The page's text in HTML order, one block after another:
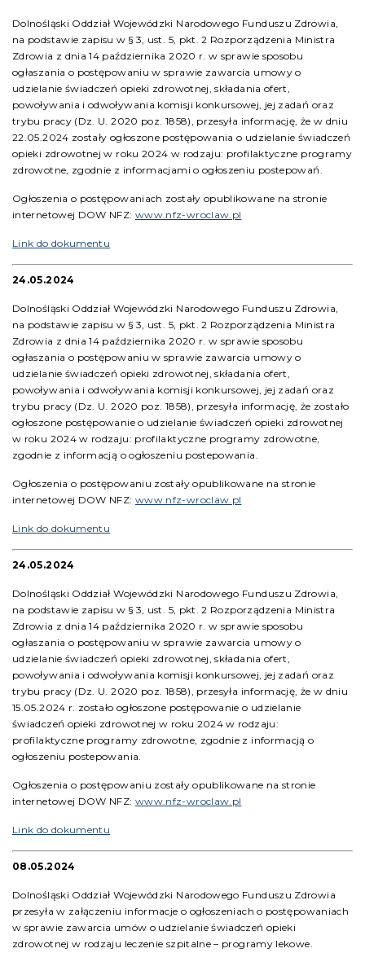
Dolnośląski Oddział Wojewódzki Narodowego Funduszu Zdrowia,
na podstawie zapisu w § 3, ust. 5, pkt. 2 Rozporządzenia Ministra
Zdrowia z dnia 14 października 2020 r. w sprawie sposobu
ogłaszania o postępowaniu w sprawie zawarcia umowy o
udzielanie świadczeń opieki zdrowotnej, składania ofert,
powoływania i odwoływania komisji konkursowej, jej zadań oraz
trybu pracy (Dz. U. 2020 poz. 1858), przesyła informację, że w dniu
22.05.2024 zostały ogłoszone postępowania o udzielanie świadczeń
opieki zdrowotnej w roku 2024 w rodzaju: profilaktyczne programy
zdrowotne, zgodnie z informacjami o ogłoszeniu postepowań.
Ogłoszenia o postępowaniach zostały opublikowane na stronie
internetowej DOW NFZ: www.nfz-wroclaw.pl
Link do dokumentu
24.05.2024
Dolnośląski Oddział Wojewódzki Narodowego Funduszu Zdrowia,
na podstawie zapisu w § 3, ust. 5, pkt. 2 Rozporządzenia Ministra
Zdrowia z dnia 14 października 2020 r. w sprawie sposobu
ogłaszania o postępowaniu w sprawie zawarcia umowy o
udzielanie świadczeń opieki zdrowotnej, składania ofert,
powoływania i odwoływania komisji konkursowej, jej zadań oraz
trybu pracy (Dz. U. 2020 poz. 1858), przesyła informację, że zostało
ogłoszone postępowanie o udzielanie świadczeń opieki zdrowotnej
w roku 2024 w rodzaju: profilaktyczne programy zdrowotne,
zgodnie z informacją o ogłoszeniu postepowania.
Ogłoszenia o postępowaniu zostały opublikowane na stronie
internetowej DOW NFZ: www.nfz-wroclaw.pl
Link do dokumentu
24.05.2024
Dolnośląski Oddział Wojewódzki Narodowego Funduszu Zdrowia,
na podstawie zapisu w § 3, ust. 5, pkt. 2 Rozporządzenia Ministra
Zdrowia z dnia 14 października 2020 r. w sprawie sposobu
ogłaszania o postępowaniu w sprawie zawarcia umowy o
udzielanie świadczeń opieki zdrowotnej, składania ofert,
powoływania i odwoływania komisji konkursowej, jej zadań oraz
trybu pracy (Dz. U. 2020 poz. 1858), przesyła informację, że w dniu
15.05.2024 r. zostało ogłoszone postępowanie o udzielanie
świadczeń opieki zdrowotnej w roku 2024 w rodzaju:
profilaktyczne programy zdrowotne, zgodnie z informacją o
ogłoszeniu postepowania.
Ogłoszenia o postępowaniu zostały opublikowane na stronie
internetowej DOW NFZ: www.nfz-wroclaw.pl
Link do dokumentu
08.05.2024
Dolnośląski Oddział Wojewódzki Narodowego Funduszu Zdrowia
przesyła w załączeniu informacje o ogłoszeniach o postępowaniach
w sprawie zawarcia umów o udzielanie świadczeń opieki
zdrowotnej w rodzaju leczenie szpitalne – programy lekowe.